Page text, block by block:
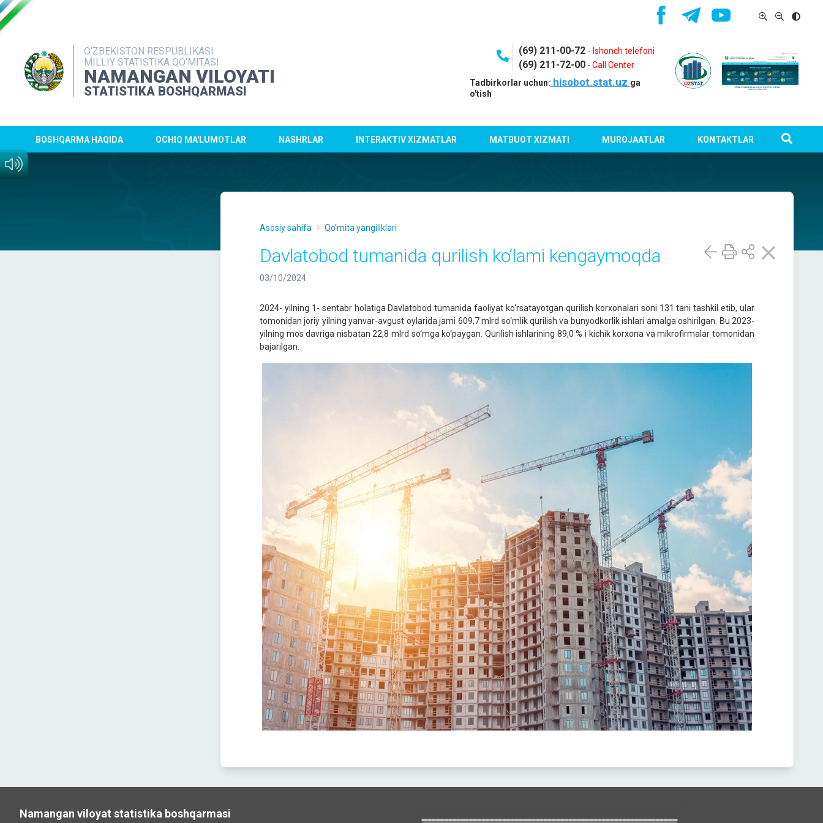
O‘ZBEKISTON RESPUBLIKASI
MILLIY STATISTIKA QO‘MITASI
NAMANGAN VILOYATI
STATISTIKA BOSHQARMASI
(69) 211-00-72 - Ishonch telefoni
(69) 211-72-00- Call Center
Tadbirkorlar uchun: hisobot.stat.uz ga
o'tish
BOSHQARMA HAQIDA OCHIQ MA'LUMOTLAR NASHRLAR INTERAKTIV XIZMATLAR MATBUOT XIZMATI MUROJAATLAR KONTAKTLAR
Asosiy sahifa Qo'mita yangiliklari
Davlatobod tumanida qurilish ko‘lami kengaymoqda
03/10/2024
2024- yilning 1- sentabr holatiga Davlatobod tumanida faoliyat ko‘rsatayotgan qurilish korxonalari soni 131 tani tashkil etib, ular
tomonidan joriy yilning yanvar-avgust oylarida jami 609,7 mlrd so‘mlik qurilish va bunyodkorlik ishlari amalga oshirilgan. Bu 2023-
yilning mos davriga nisbatan 22,8 mlrd so‘mga ko‘paygan. Qurilish ishlarining 89,0 % i kichik korxona va mikrofirmalar tomonidan
bajarilgan.
Namangan viloyat statistika boshqarmasi